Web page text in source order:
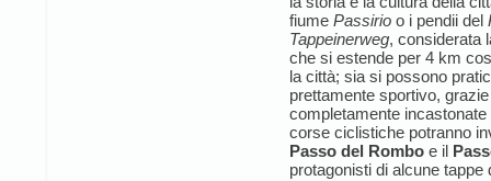
fiume Passirio o i pendii del
Tappeinerweg, considerata
che si estende per 4 km
la città; sia si possono
prettamente sportivo,
completamente
corse ciclistiche potranno
Passo del Rombo e il
protagonisti di alcune tappe